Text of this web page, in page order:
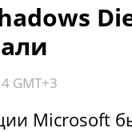
GMT+3
Microsoft